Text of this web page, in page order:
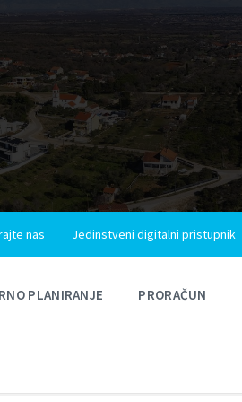
nas Jedinstveni digitalni pristupnik
PLANIRANJE PRORAČUN